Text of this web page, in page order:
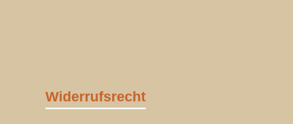
Widerrufsrecht